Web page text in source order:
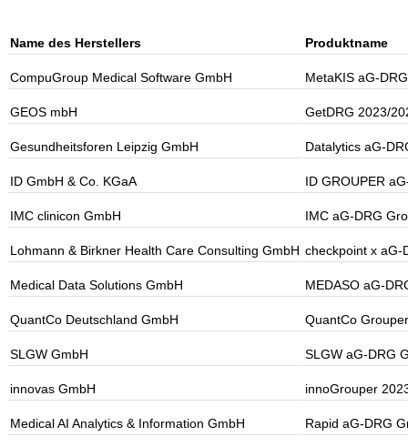
Name des Herstellers Produktname
CompuGroup Medical Software GmbH MetaKIS aG-
GEOS mbH GetDRG 2023/
Gesundheitsforen Leipzig GmbH Datalytics aG-
ID GmbH & Co. KGaA ID GROUPER
IMC clinicon GmbH IMC aG-DRG
Lohmann & Birkner Health Care Consulting GmbH checkpoint x aG-
Medical Data Solutions GmbH MEDASO aG-
QuantCo Deutschland GmbH QuantCo
SLGW GmbH SLGW aG-DRG
innovas GmbH innoGrouper
Medical AI Analytics & Information GmbH Rapid aG-DRG